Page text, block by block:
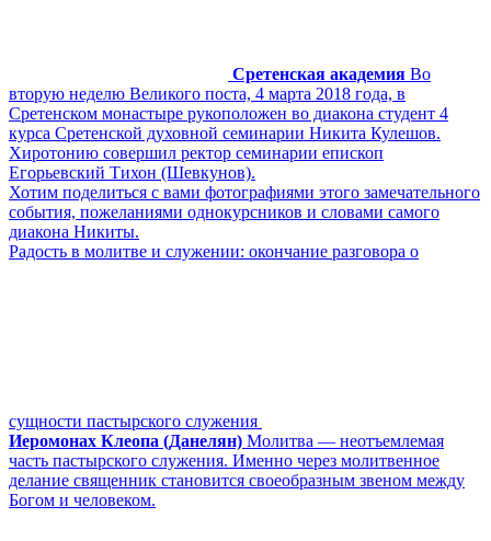
Сретенская академия Во
вторую неделю Великого поста, 4 марта 2018 года, в
Сретенском монастыре рукоположен во диакона студент 4
курса Сретенской духовной семинарии Никита Кулешов.
Хиротонию совершил ректор семинарии епископ
Егорьевский Тихон (Шевкунов).
Хотим поделиться с вами фотографиями этого замечательного
события, пожеланиями однокурсников и словами самого
диакона Никиты.
Радость в молитве и служении: окончание разговора о
сущности пастырского служения
Иеромонах Клеопа (Данелян) Молитва ― неотъемлемая
часть пастырского служения. Именно через молитвенное
делание священник становится своеобразным звеном между
Богом и человеком.